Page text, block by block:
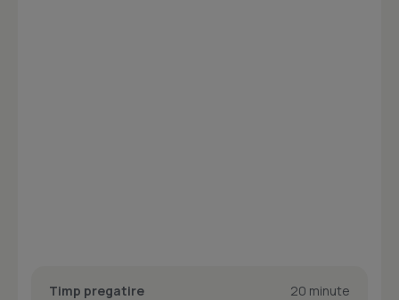
Timp pregatire
20 minute